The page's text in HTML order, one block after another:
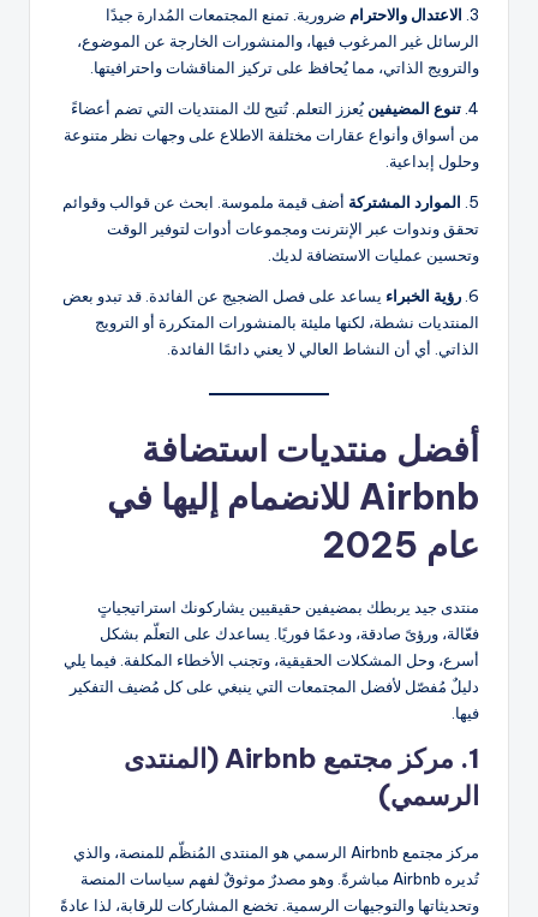
3. الاعتدال والاحترام ضرورية. تمنع المجتمعات المُدارة جيدًا
الرسائل غير المرغوب فيها، والمنشورات الخارجة عن الموضوع،
والترويج الذاتي، مما يُحافظ على تركيز المناقشات واحترافيتها.
4. تنوع المضيفين يُعزز التعلم. تُتيح لك المنتديات التي تضم أعضاءً
من أسواق وأنواع عقارات مختلفة الاطلاع على وجهات نظر متنوعة
وحلول إبداعية.
5. الموارد المشتركة أضف قيمة ملموسة. ابحث عن قوالب وقوائم
تحقق وندوات عبر الإنترنت ومجموعات أدوات لتوفير الوقت
وتحسين عمليات الاستضافة لديك.
6. رؤية الخبراء يساعد على فصل الضجيج عن الفائدة. قد تبدو بعض
المنتديات نشطة، لكنها مليئة بالمنشورات المتكررة أو الترويج
الذاتي. أي أن النشاط العالي لا يعني دائمًا الفائدة.
أفضل منتديات استضافة
Airbnb للانضمام إليها في
عام 2025
منتدى جيد يربطك بمضيفين حقيقيين يشاركونك استراتيجياتٍ
فعّالة، ورؤىً صادقة، ودعمًا فوريًا. يساعدك على التعلّم بشكل
أسرع، وحل المشكلات الحقيقية، وتجنب الأخطاء المكلفة. فيما يلي
دليلٌ مُفصّل لأفضل المجتمعات التي ينبغي على كل مُضيف التفكير
فيها.
1. مركز مجتمع Airbnb (المنتدى
الرسمي)
مركز مجتمع Airbnb الرسمي هو المنتدى المُنظّم للمنصة، والذي
تُديره Airbnb مباشرةً. وهو مصدرٌ موثوقٌ لفهم سياسات المنصة
وتحديثاتها والتوجيهات الرسمية. تخضع المشاركات للرقابة، لذا عادةً